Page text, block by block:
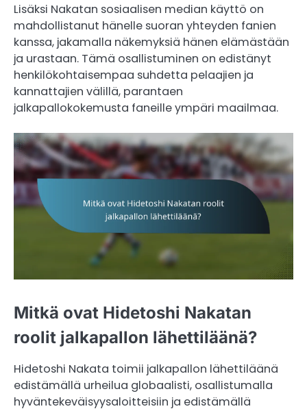
Lisäksi Nakatan sosiaalisen median käyttö on
mahdollistanut hänelle suoran yhteyden fanien
kanssa, jakamalla näkemyksiä hänen elämästään
ja urastaan. Tämä osallistuminen on edistänyt
henkilökohtaisempaa suhdetta pelaajien ja
kannattajien välillä, parantaen
jalkapallokokemusta faneille ympäri maailmaa.
Mitkä ovat Hidetoshi Nakatan
roolit jalkapallon lähettiläänä?
Hidetoshi Nakata toimii jalkapallon lähettiläänä
edistämällä urheilua globaalisti, osallistumalla
hyväntekeväisyysaloitteisiin ja edistämällä